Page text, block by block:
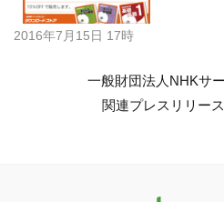
2016年7月15日 17時
一般財団法人NHKサ
関連プレスリリー